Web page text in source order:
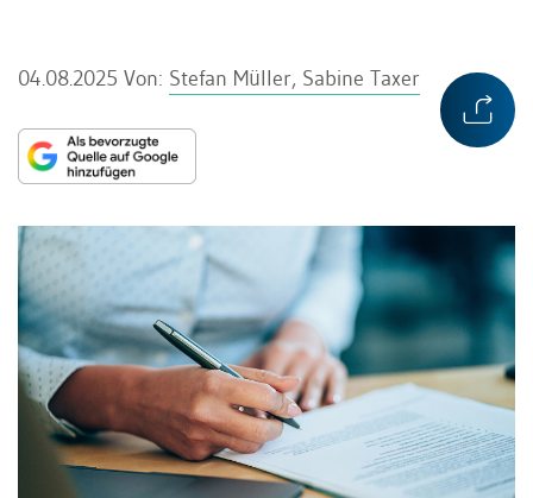
04.08.2025 Von: Stefan Müller, Sabine Taxer